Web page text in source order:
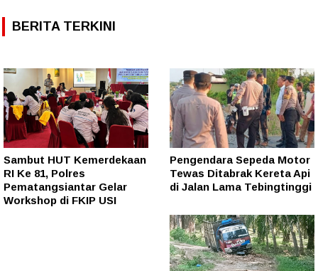
BERITA TERKINI
Sambut HUT Kemerdekaan
RI Ke 81, Polres
Pematangsiantar Gelar
Workshop di FKIP USI
Pengendara Sepeda Motor
Tewas Ditabrak Kereta Api
di Jalan Lama Tebingtinggi